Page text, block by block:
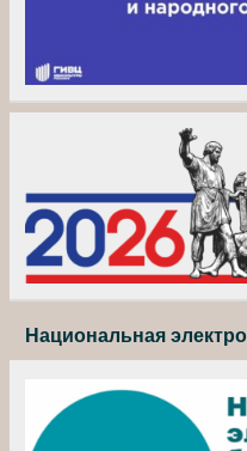
Национальная